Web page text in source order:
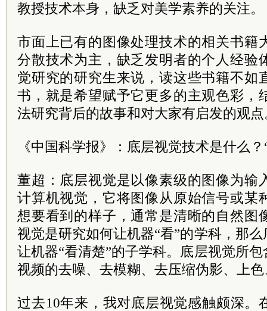
教授技术本身，缺乏对美学素养的关注。
市面上已有的图像处理技术的相关书籍
分散技术为主，缺乏发明者的个人经验
觉研究的研究生来说，读这些书籍不如
书，就是希望赋予它更多的主观色彩，
法研究背后的故事和对大家有启发的观点
《中国科学报》：底层视觉技术是什么
董超：底层视觉是以像素级的图像为输
计算机视觉，它将图像从原始信号或某
想要看到的样子，通常是清晰的自然图
视觉是研究如何让机器“看”的学科，那
让机器“看清楚”的子学科。底层视觉所
视频的去噪、去模糊、去压缩伪影、上
过去10年来，我对底层视觉感触颇深。